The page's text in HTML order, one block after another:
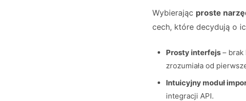
Wybierając proste
cech, które decydują o
Prosty interfejs –
zrozumiała od
Intuicyjny moduł
integracji API.